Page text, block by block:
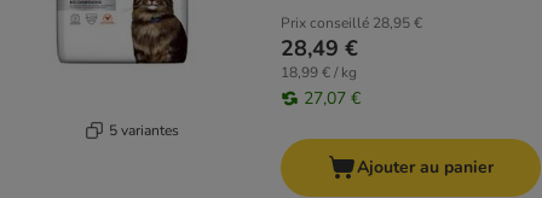
5 variantes
Prix conseillé 28,95 €
28,49 €
18,99 € / kg
27,07 €
Ajouter au panier